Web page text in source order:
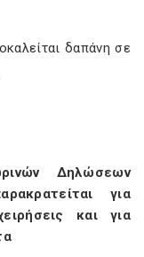
δαπάνη σε
Δηλώσεων
για
και για